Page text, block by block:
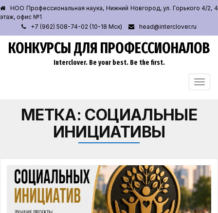
НОО Профессиональная наука, Нижний Новгород, ул. Горького 4/2, 4
этаж, офис №1
+7 (962) 508-74-02 (10-18 Мск)
head@interclover.ru
КОНКУРСЫ ДЛЯ ПРОФЕССИОНАЛОВ
Interclover. Be your best. Be the first.
МЕТКА: СОЦИАЛЬНЫЕ
ИНИЦИАТИВЫ